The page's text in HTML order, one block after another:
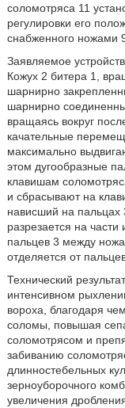
соломотряса 11
регулировки его
снабженного ножами
Заявляемое
Кожух 2 битера 1,
шарнирно
шарнирно
вращаясь вокруг
качательные
максимально
этом дугообразные
клавишам
и сбрасывают на
нависший на пальцах
разрезается на
пальцев 3 между
отделяется от
Технический
интенсивном
вороха, благодаря
соломы, повышая
соломотрясом и
забиванию
длинностебельных
зерноуборочного
увеличения